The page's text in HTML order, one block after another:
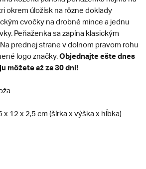
okrem úložísk na rôzne doklady
cvočky na drobné mince a jednu
Peňaženka sa zapína klasickým
prednej strane v dolnom pravom rohu
logo značky. Objednajte ešte dnes
môžete až za 30 dní!
x 12 x 2,5 cm (šírka x výška x hĺbka)